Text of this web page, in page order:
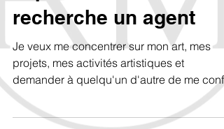
espace de travail et Je
recherche un agent
Je veux me concentrer sur mon art, mes
projets, mes activités artistiques et
demander à quelqu'un d'autre de me
le reste des tâches